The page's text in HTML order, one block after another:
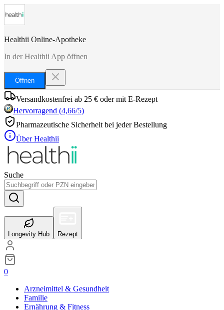
Healthii Online-Apotheke
In der Healthii App öffnen
Öffnen
Versandkostenfrei ab 25 € oder mit E-Rezept
Hervorragend (4,66/5)
Pharmazeutische Sicherheit bei jeder Bestellung
Über Healthii
Suche
Longevity Hub Rezept
0
Arzneimittel & Gesundheit
Familie
Ernährung & Fitness